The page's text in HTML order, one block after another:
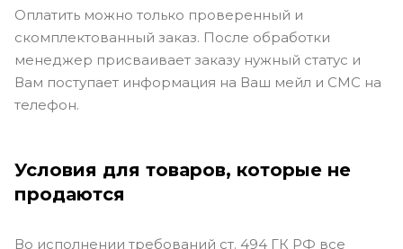
Оплатить можно только проверенный и
скомплектованный заказ. После обработки
менеджер присваивает заказу нужный статус и
Вам поступает информация на Ваш мейл и СМС на
телефон.
Условия для товаров, которые не
продаются
Во исполнении требований ст. 494 ГК РФ все